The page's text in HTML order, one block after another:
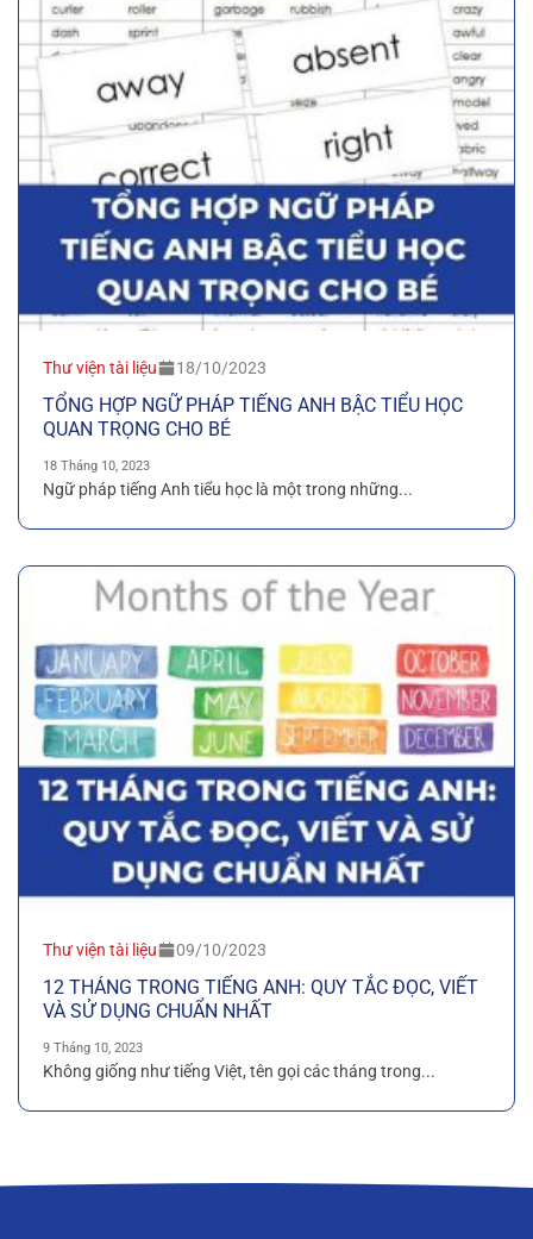
Thư viện tài liệu 18/10/2023
TỔNG HỢP NGỮ PHÁP TIẾNG ANH BẬC TIỂU HỌC
QUAN TRỌNG CHO BÉ
18 Tháng 10, 2023
Ngữ pháp tiếng Anh tiểu học là một trong những...
Thư viện tài liệu 09/10/2023
12 THÁNG TRONG TIẾNG ANH: QUY TẮC ĐỌC, VIẾT
VÀ SỬ DỤNG CHUẨN NHẤT
9 Tháng 10, 2023
Không giống như tiếng Việt, tên gọi các tháng trong...